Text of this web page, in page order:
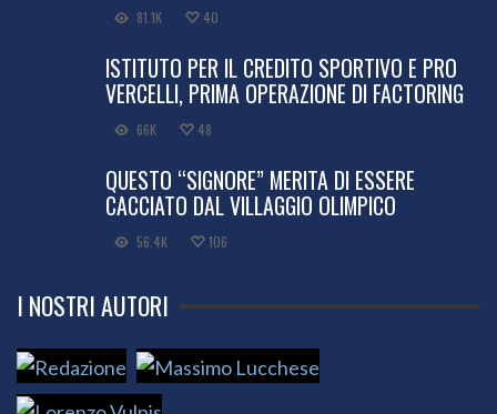
81.1K 40
ISTITUTO PER IL CREDITO SPORTIVO E PRO
VERCELLI, PRIMA OPERAZIONE DI FACTORING
66K 48
QUESTO “SIGNORE” MERITA DI ESSERE
CACCIATO DAL VILLAGGIO OLIMPICO
56.4K 106
I NOSTRI AUTORI